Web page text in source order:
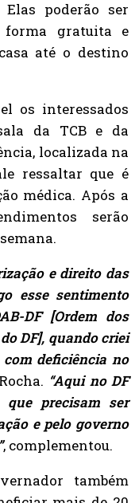
poderão ser
forma gratuita e
até o destino
os interessados
da TCB e da
localizada na
ressaltar que é
médica. Após a
serão
e direito das
esse sentimento
DF [Ordem dos
DF], quando criei
deficiência no
“Aqui no DF
precisam ser
e pelo governo
, complementou.
também